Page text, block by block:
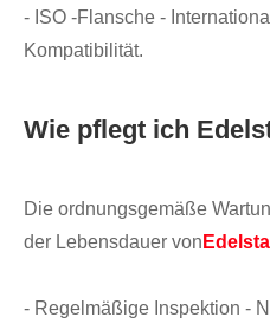
- ISO -Flansche -
Kompatibilität.
Wie pflegt ich
Die ordnungsgemäße
der Lebensdauer von
- Regelmäßige Inspektion -